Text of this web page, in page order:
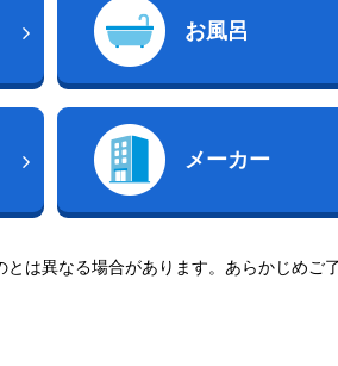
お風呂
メーカー
は異なる場合があります。あらかじめご了